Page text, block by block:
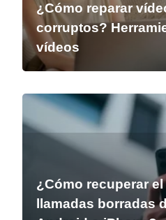
¿Cómo reparar
corruptos?
vídeos
¿Cómo recuperar
llamadas borradas